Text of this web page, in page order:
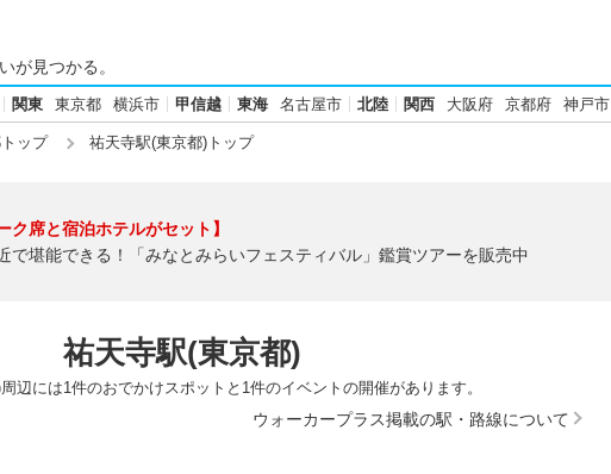
が見つかる。
関東 東京都 横浜市 甲信越 東海 名古屋市 北陸 関西 大阪府 京都府 神戸市
ップ 祐天寺駅(東京都)トップ
ク席と宿泊ホテルがセット】
で堪能できる！「みなとみらいフェスティバル」鑑賞ツアーを販売中
祐天寺駅(東京都)
辺には1件のおでかけスポットと1件のイベントの開催があります。
ウォーカープラス掲載の駅・路線について